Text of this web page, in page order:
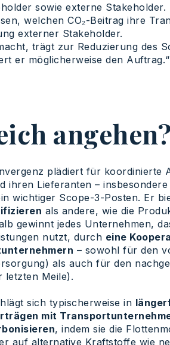
sowie externe
welchen CO₂-Beitrag ihre
externer Stakeholder.
trägt zur Reduzierung des
er möglicherweise den
angehen?
plädiert für koordinierte
ihren Lieferanten –
wichtiger Scope-3-Posten. Er
als andere, wie die
gewinnt jedes Unternehmen,
nutzt, durch eine
– sowohl für den
als auch für den
letzten Meile).
sich typischerweise in
mit
, indem sie die
auf alternative Kraftstoffe wie